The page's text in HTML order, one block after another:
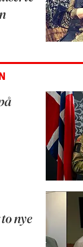
nye